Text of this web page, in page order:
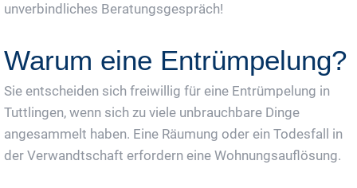
unverbindliches Beratungsgespräch!
Warum eine Entrümpelung?
Sie entscheiden sich freiwillig für eine Entrümpelung in
Tuttlingen, wenn sich zu viele unbrauchbare Dinge
angesammelt haben. Eine Räumung oder ein Todesfall in
der Verwandtschaft erfordern eine Wohnungsauflösung.